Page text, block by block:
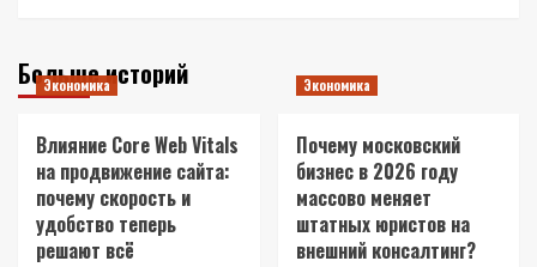
Больше историй
Экономика
Влияние Core Web Vitals
на продвижение сайта:
почему скорость и
удобство теперь
решают всё
Экономика
Почему московский
бизнес в 2026 году
массово меняет
штатных юристов на
внешний консалтинг?